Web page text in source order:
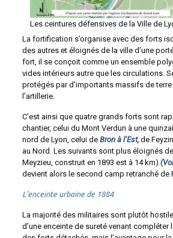
Les ceintures défensives de la Ville de
La fortification s’organise avec des forts
des autres et éloignés de la ville d’une
fort, il se conçoit comme un ensemble
vides intérieurs autre que les circulations.
protégés par d’importants massifs de
l’artillerie.
C’est ainsi que quatre grands forts sont
chantier, celui du Mont Verdun à une
nord de Lyon, celui de Bron à l’Est,de
au Nord. Les suivants sont plus éloignés
Meyzieu, construit en 1893 est à 14 km).
devient alors le second camp retranché de
L’enceinte urbaine de 1884
La majorité des militaires sont plutôt
d’une enceinte de sureté venant compléter